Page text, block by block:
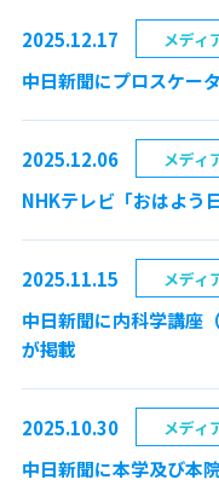
2025.12.17 メディ
中日新聞にプロスケー
2025.12.06 メディ
NHKテレビ「おはよう
2025.11.15 メディ
中日新聞に内科学講座
が掲載
2025.10.30 メディ
中日新聞に本学及び本